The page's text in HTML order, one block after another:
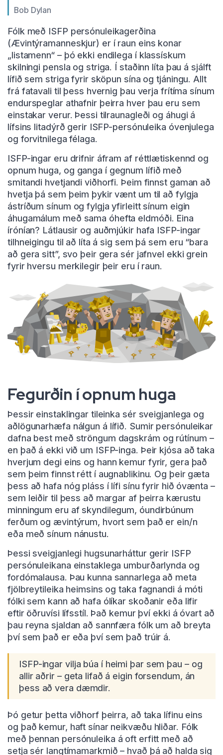
Bob Dylan
Fólk með ISFP persónuleikagerðina
(Ævintýramanneskjur) er í raun eins konar
„listamenn“ – þó ekki endilega í klassískum
skilningi pensla og striga. Í staðinn líta þau á sjálft
lífið sem striga fyrir sköpun sína og tjáningu. Allt
frá fatavali til þess hvernig þau verja frítíma sínum
endurspeglar athafnir þeirra hver þau eru sem
einstakar verur. Þessi tilraunagleði og áhugi á
lífsins litadýrð gerir ISFP-persónuleika óvenjulega
og forvitnilega félaga.
ISFP-ingar eru drifnir áfram af réttlætiskennd og
opnum huga, og ganga í gegnum lífið með
smitandi hvetjandi viðhorfi. Þeim finnst gaman að
hvetja þá sem þeim þykir vænt um til að fylgja
ástríðum sínum og fylgja yfirleitt sínum eigin
áhugamálum með sama óhefta eldmóði. Eina
írónían? Látlausir og auðmjúkir hafa ISFP-ingar
tilhneigingu til að líta á sig sem þá sem eru “bara
að gera sitt”, svo þeir gera sér jafnvel ekki grein
fyrir hversu merkilegir þeir eru í raun.
Fegurðin í opnum huga
Þessir einstaklingar tileinka sér sveigjanlega og
aðlögunarhæfa nálgun á lífið. Sumir persónuleikar
dafna best með ströngum dagskrám og rútínum –
en það á ekki við um ISFP-inga. Þeir kjósa að taka
hverjum degi eins og hann kemur fyrir, gera það
sem þeim finnst rétt í augnablikinu. Og þeir gæta
þess að hafa nóg pláss í lífi sínu fyrir hið óvænta –
sem leiðir til þess að margar af þeirra kærustu
minningum eru af skyndilegum, óundirbúnum
ferðum og ævintýrum, hvort sem það er ein/n
eða með sínum nánustu.
Þessi sveigjanlegi hugsunarháttur gerir ISFP
persónuleikana einstaklega umburðarlynda og
fordómalausa. Þau kunna sannarlega að meta
fjölbreytileika heimsins og taka fagnandi á móti
fólki sem kann að hafa ólíkar skoðanir eða lifir
eftir öðruvísi lífsstíl. Það kemur því ekki á óvart að
þau reyna sjaldan að sannfæra fólk um að breyta
því sem það er eða því sem það trúir á.
ISFP-ingar vilja búa í heimi þar sem þau – og
allir aðrir – geta lifað á eigin forsendum, án
þess að vera dæmdir.
Þó getur þetta viðhorf þeirra, að taka lífinu eins
og það kemur, haft sínar neikvæðu hliðar. Fólk
með þennan persónuleika á oft erfitt með að
setja sér langtímamarkmið – hvað þá að halda sig